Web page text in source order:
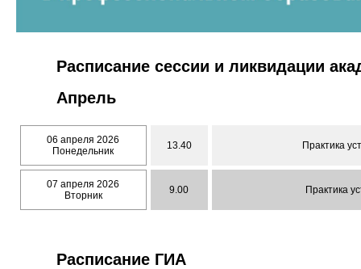
Расписание сессии и ликвидации
Апрель
06 апреля 2026
Понедельник
13.40 Практика
07 апреля 2026
Вторник
9.00 Практика
Расписание ГИА